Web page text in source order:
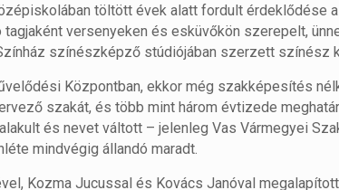
töltött évek alatt fordult érdeklődése
versenyeken és esküvőkön szerepelt,
színészképző stúdiójában szerzett színész
Központban, ekkor még szakképesítés
szakát, és több mint három évtizede
és nevet váltott – jelenleg Vas Vármegyei
mindvégig állandó maradt.
Kozma Jucussal és Kovács Janóval